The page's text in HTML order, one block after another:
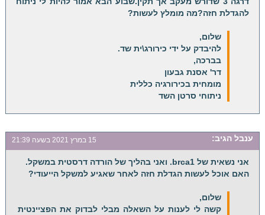
להגדלת חזה?מה מומלץ לעשות?
שלום,
להיבדק על ידי כירורג\ית שד.
בברכה,
דר' אסנת גבעון
מומחית בכירורגיה כללית
ניתוחי סרטן השד
ענבל הגיב: 15 במרץ 2021 בשעה 21:39
אני נשאית של brca1. ואני בהליך של הורדה דרסטית במשקל.
האם אוכל לעשות הגדלת חזה לאחר שאגיע למשקל הייעודי?
שלום,
קשה לי לענות על השאלה מבלי לבדוק את הפציינטית